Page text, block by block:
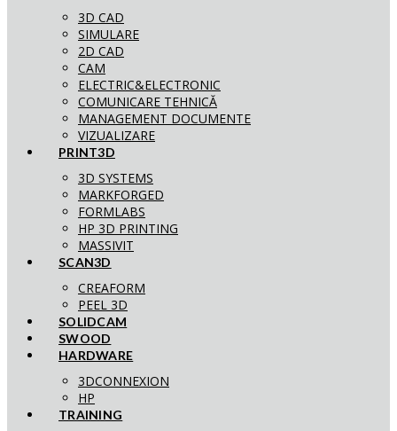
3D CAD
SIMULARE
2D CAD
CAM
ELECTRIC&ELECTRONIC
COMUNICARE TEHNICĂ
MANAGEMENT DOCUMENTE
VIZUALIZARE
PRINT3D
3D SYSTEMS
MARKFORGED
FORMLABS
HP 3D PRINTING
MASSIVIT
SCAN3D
CREAFORM
PEEL 3D
SOLIDCAM
SWOOD
HARDWARE
3DCONNEXION
HP
TRAINING